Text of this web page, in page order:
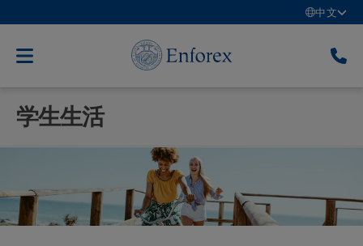
中文
学生生活